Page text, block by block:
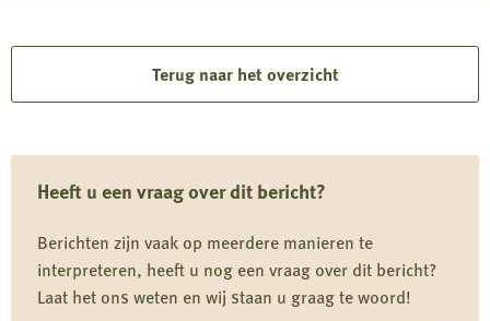
Heeft u een vraag over dit bericht?
Berichten zijn vaak op meerdere manieren te
interpreteren, heeft u nog een vraag over dit bericht?
Laat het ons weten en wij staan u graag te woord!
Provincie
wijziging
juridische
populatiebeheer
exoten
Terug naar het overzicht